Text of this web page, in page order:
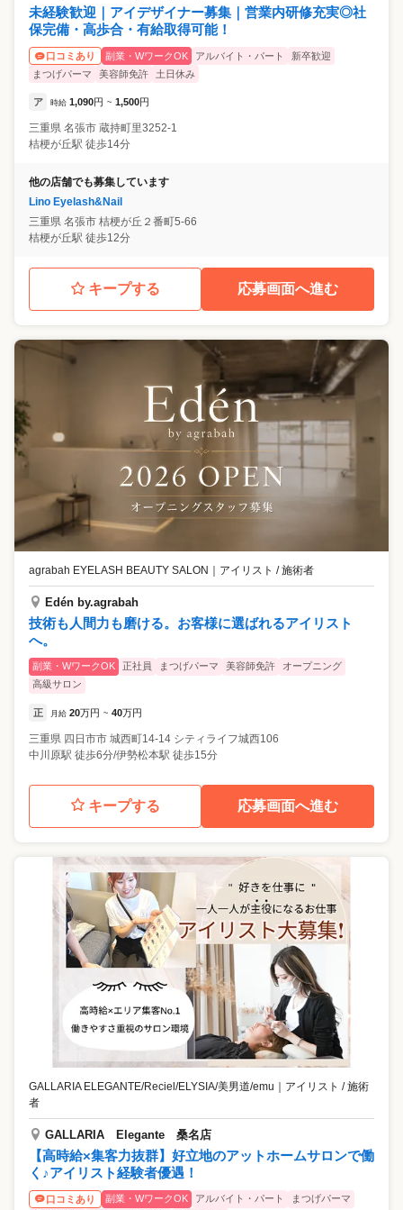
未経験歓迎｜アイデザイナー募集｜営業内研修充実◎社
保完備・高歩合・有給取得可能！
口コミあり 副業・WワークOK アルバイト・パート
新卒歓迎
まつげパーマ
美容師免許 土日休み
ア 時給 1,090円 ~ 1,500円
三重県 名張市 蔵持町里3252-1
桔梗が丘駅 徒歩14分
他の店舗でも募集しています
Lino Eyelash&Nail
三重県 名張市 桔梗が丘２番町5-66
桔梗が丘駅 徒歩12分
キープする 応募画面へ進む
agrabah EYELASH BEAUTY SALON ｜ アイリスト / 施術者
Edén by.agrabah
技術も人間力も磨ける。お客様に選ばれるアイリスト
へ。
副業・WワークOK 正社員 まつげパーマ 美容師免許
オープニング
高級サロン
正 月給 20万円 ~ 40万円
三重県 四日市市 城西町14-14 シティライフ城西106
中川原駅 徒歩6分/伊勢松本駅 徒歩15分
キープする 応募画面へ進む
GALLARIA ELEGANTE/Reciel/ELYSIA/美男道/emu ｜ アイリスト / 施術
者
GALLARIA Elegante 桑名店
​【高時給×集客力抜群】好立地のアットホームサロンで働
く♪アイリスト経験者優遇！
口コミあり 副業・WワークOK アルバイト・パート
まつげパーマ